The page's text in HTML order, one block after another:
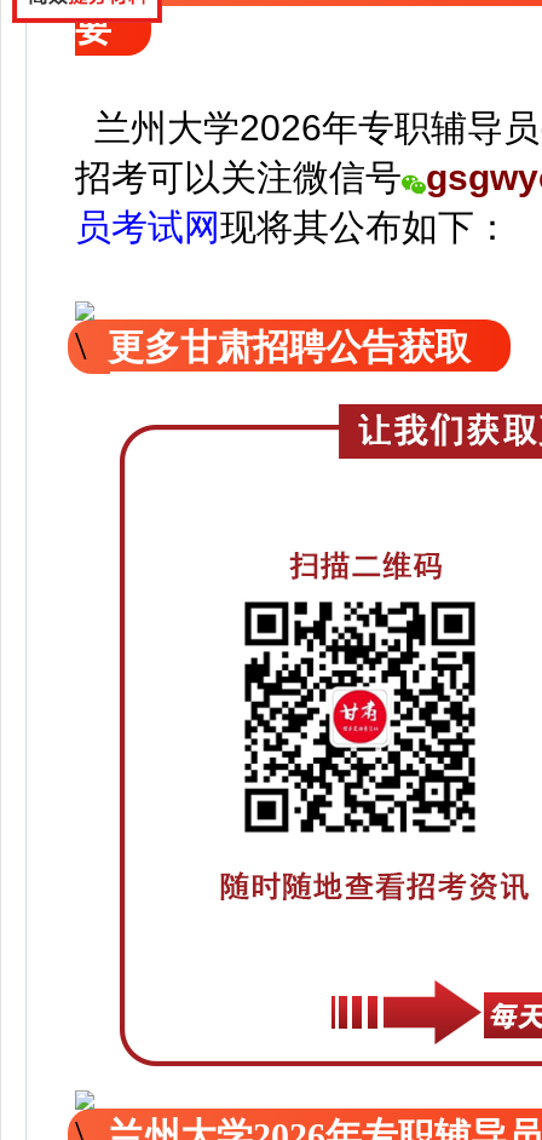
要
兰州大学2026年专职辅导
招考可以关注微信号
员考试网现将其公布如下：
更多甘肃招聘公告获取